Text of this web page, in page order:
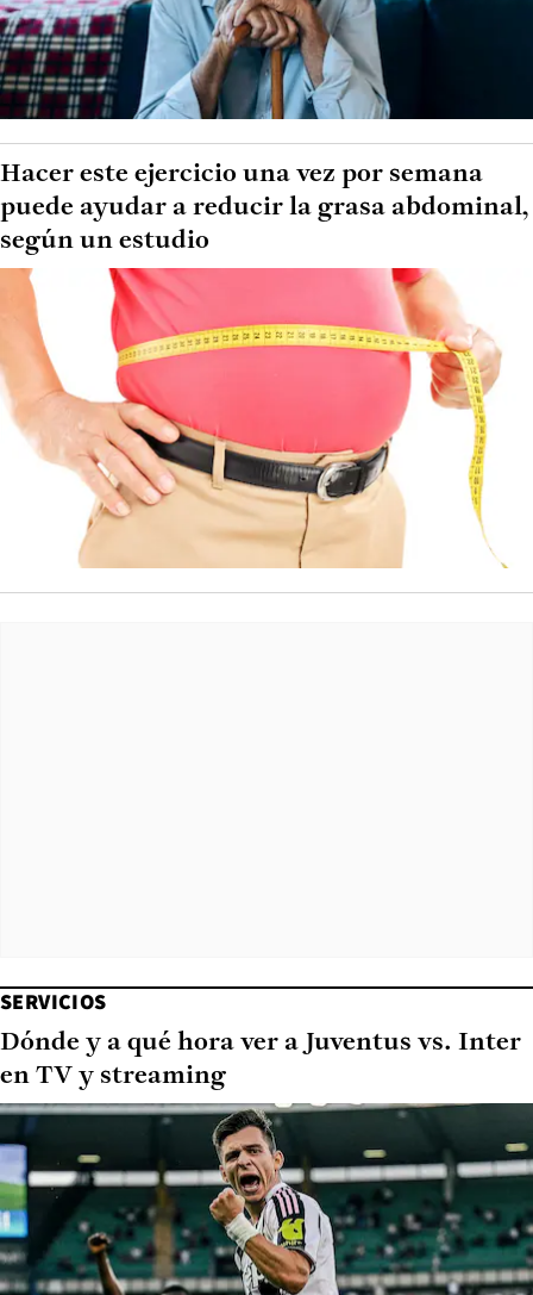
Hacer este ejercicio una vez por semana
puede ayudar a reducir la grasa abdominal,
según un estudio
SERVICIOS
Dónde y a qué hora ver a Juventus vs. Inter
en TV y streaming